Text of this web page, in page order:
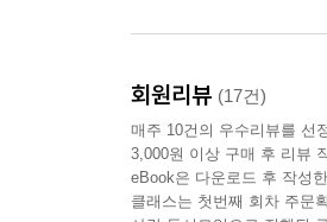
정부가 종합부동산세의
보유하고 있다는 기사를
있을까?’
저자는 버지니아 울프
회원리뷰 (17건)
매주 10건의 우수리뷰를 선
3,000원 이상 구매 후 리뷰
eBook은 다운로드 후 작성
클래스는 첫번째 회차 주문